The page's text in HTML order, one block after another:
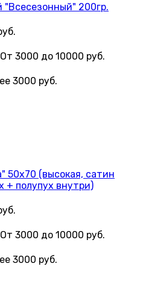
200гр.
50х70 (высокая, сатин
+ полупух внутри)